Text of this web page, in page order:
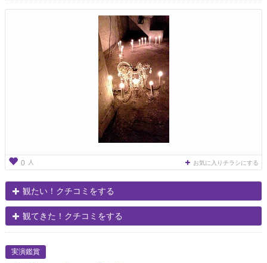
i
0 人 お気に入りチラシにする
観たい！クチコミをする
観てきた！クチコミをする
実演鑑賞